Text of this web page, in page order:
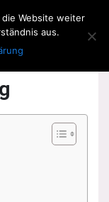
Website weiter
aus.